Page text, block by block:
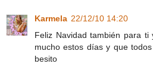
Karmela 22/12/10 14:20
Feliz Navidad también para
mucho estos días y que
besito